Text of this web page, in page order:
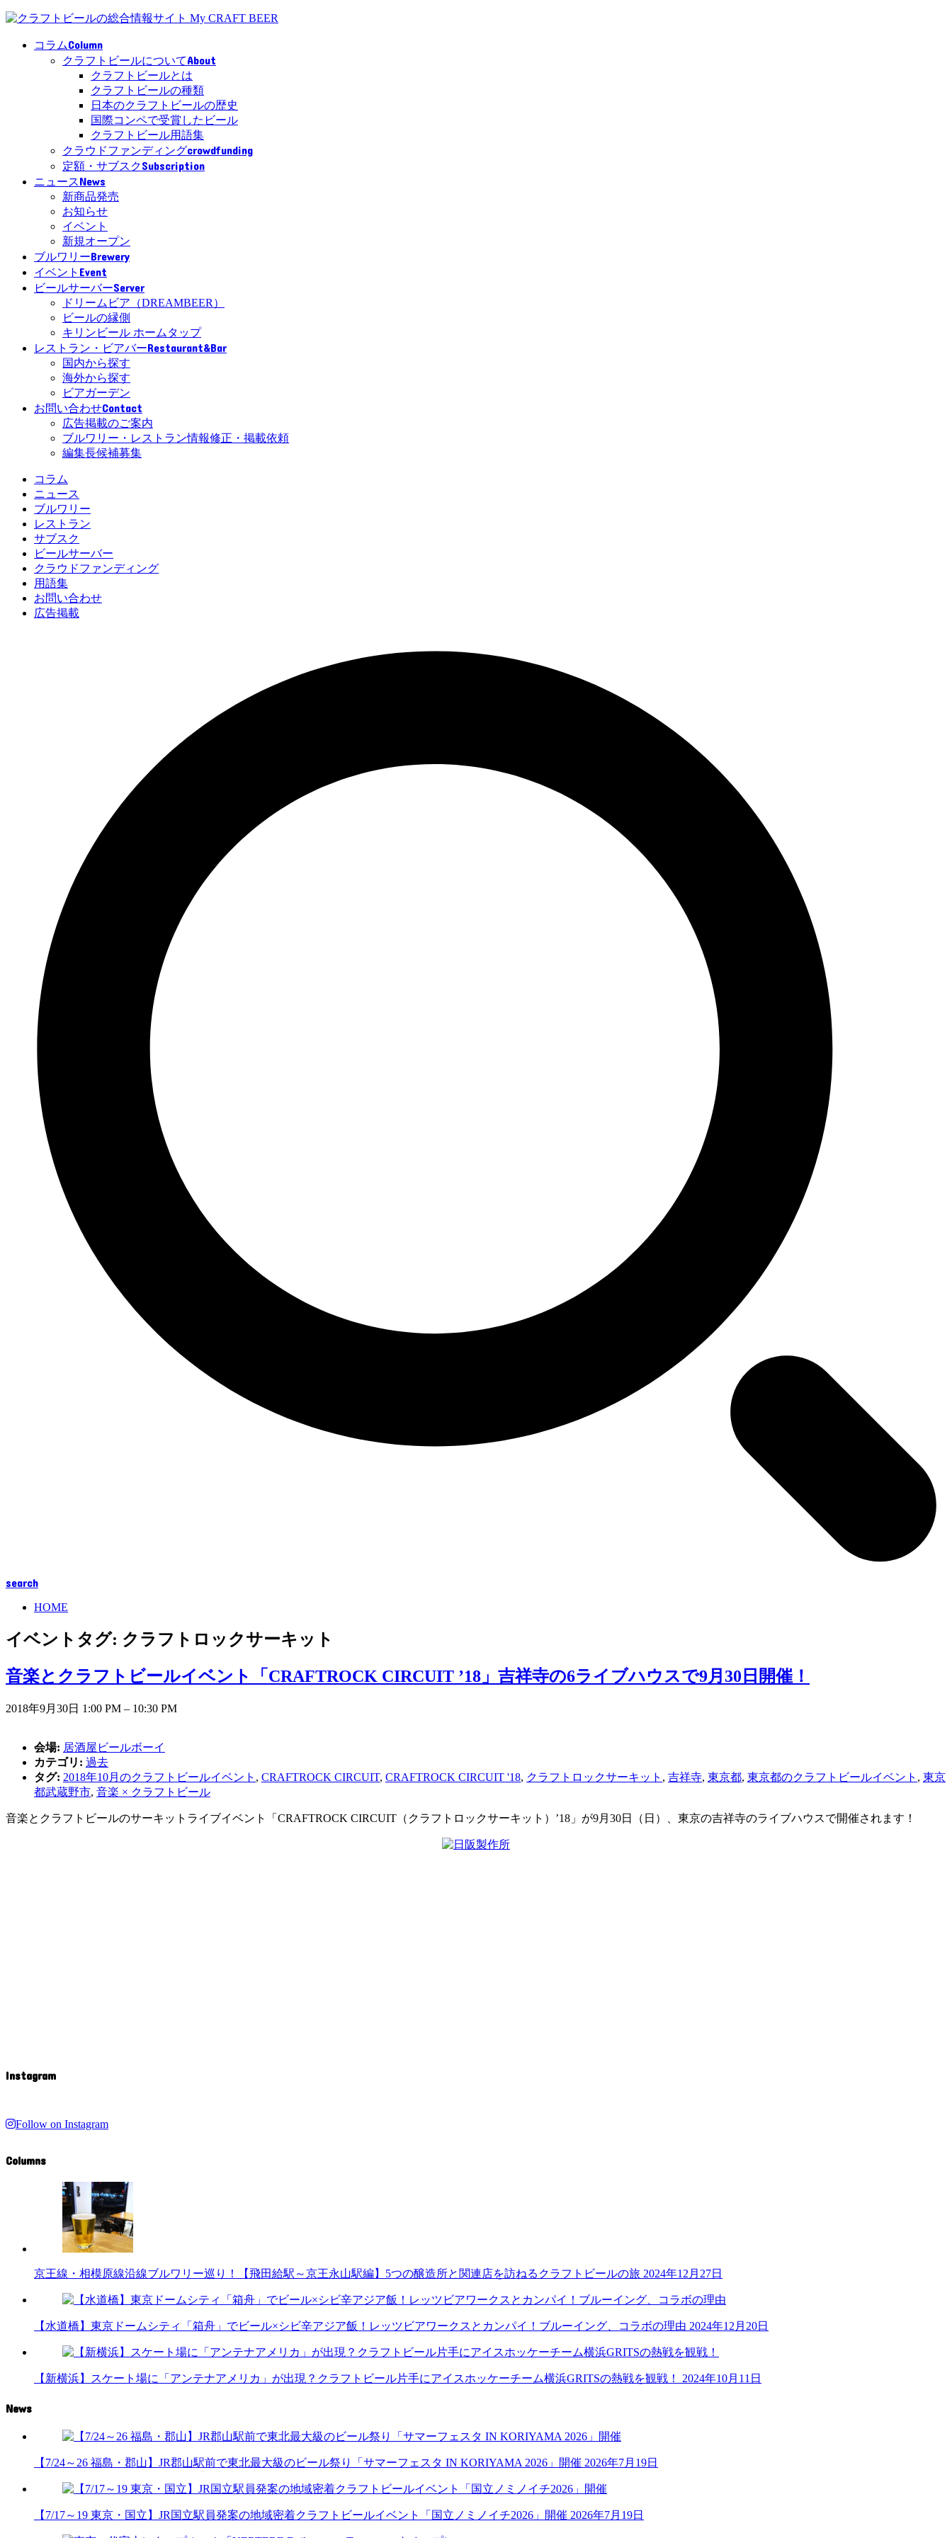
コラムColumn
クラフトビールについてAbout
クラフトビールとは
クラフトビールの種類
日本のクラフトビールの歴史
国際コンペで受賞したビール
クラフトビール用語集
クラウドファンディングcrowdfunding
定額・サブスクSubscription
ニュースNews
新商品発売
お知らせ
イベント
新規オープン
ブルワリーBrewery
イベント Event
ビールサーバーServer
ドリームビア（DREAMBEER）
ビールの縁側
キリンビール ホームタップ
レストラン・ビアバーRestaurant&Bar
国内から探す
海外から探す
ビアガーデン
お問い合わせContact
広告掲載のご案内
ブルワリー・レストラン情報修正・掲載依頼
編集長候補募集
コラム
ニュース
ブルワリー
レストラン
サブスク
ビールサーバー
クラウドファンディング
用語集
お問い合わせ
広告掲載
search
HOME
イベントタグ: クラフトロックサーキット
音楽とクラフトビールイベント「CRAFTROCK CIRCUIT ’18」吉祥寺の6ライブハウスで9月30日開催！
2018年9月30日 1:00 PM – 10:30 PM
会場: 居酒屋ビールボーイ
カテゴリ: 過去
タグ: 2018年10月のクラフトビールイベント , CRAFTROCK CIRCUIT, CRAFTROCK CIRCUIT '18, クラフトロックサーキット , 吉祥寺, 東京都, 東京都のクラフトビールイベント , 東京
都武蔵野市, 音楽 × クラフトビール
音楽とクラフトビールのサーキットライブイベント「CRAFTROCK CIRCUIT（クラフトロックサーキット）’18」が9月30日（日）、東京の吉祥寺のライブハウスで開催されます！
Instagram
Follow on Instagram
Columns
京王線・相模原線沿線ブルワリー巡り！【飛田給駅～京王永山駅編】5つの醸造所と関連店を訪ねるクラフトビールの旅 2024年12月27日
【水道橋】東京ドームシティ「箱舟」でビール×シビ辛アジア飯！レッツビアワークスとカンパイ！ブルーイング、コラボの理由 2024年12月20日
【新横浜】スケート場に「アンテナアメリカ」が出現？クラフトビール片手にアイスホッケーチーム横浜GRITSの熱戦を観戦！ 2024年10月11日
News
【7/24～26 福島・郡山】JR郡山駅前で東北最大級のビール祭り「サマーフェスタ IN KORIYAMA 2026」開催 2026年7月19日
【7/17～19 東京・国立】JR国立駅員発案の地域密着クラフトビールイベント「国立ノミノイチ2026」開催 2026年7月19日